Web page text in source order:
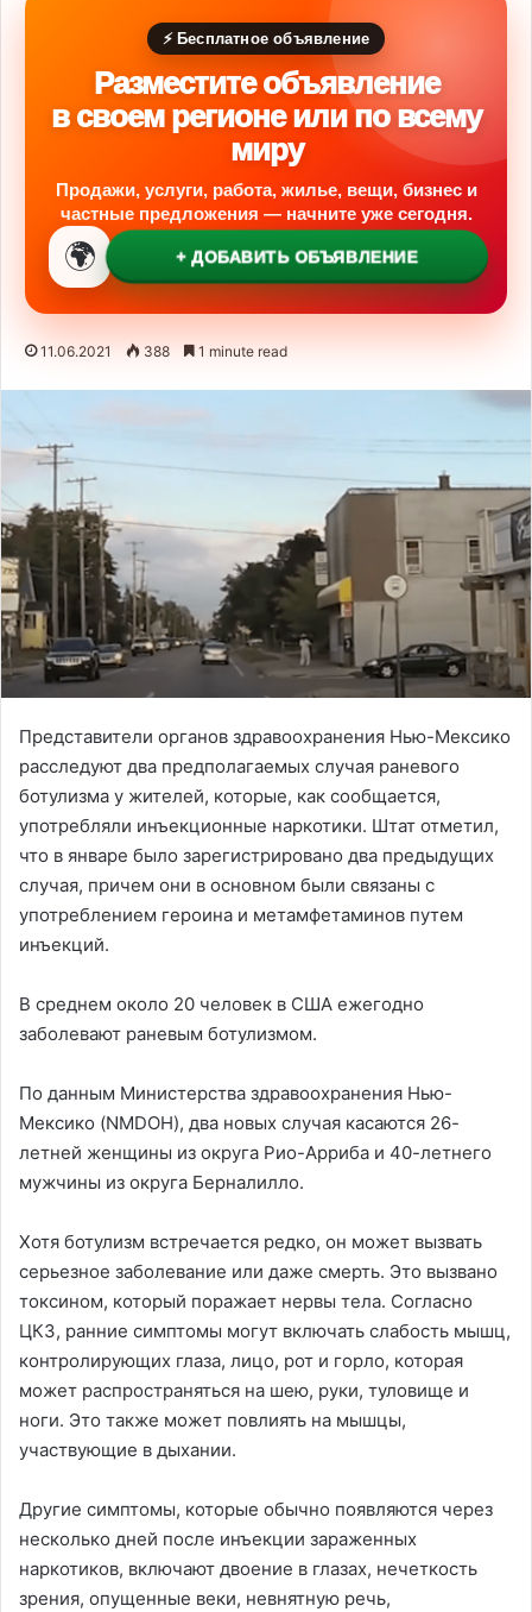
⚡ Бесплатное объявление
Разместите объявление
в своем регионе или по всему
миру
Продажи, услуги, работа, жилье, вещи, бизнес и
частные предложения — начните уже сегодня.
🌍 + ДОБАВИТЬ ОБЪЯВЛЕНИЕ
11.06.2021 388 1 minute read
Представители органов здравоохранения Нью-Мексико
расследуют два предполагаемых случая раневого
ботулизма у жителей, которые, как сообщается,
употребляли инъекционные наркотики. Штат отметил,
что в январе было зарегистрировано два предыдущих
случая, причем они в основном были связаны с
употреблением героина и метамфетаминов путем
инъекций.
В среднем около 20 человек в США ежегодно
заболевают раневым ботулизмом.
По данным Министерства здравоохранения Нью-
Мексико (NMDOH), два новых случая касаются 26-
летней женщины из округа Рио-Арриба и 40-летнего
мужчины из округа Берналилло.
Хотя ботулизм встречается редко, он может вызвать
серьезное заболевание или даже смерть. Это вызвано
токсином, который поражает нервы тела. Согласно
ЦКЗ, ранние симптомы могут включать слабость мышц,
контролирующих глаза, лицо, рот и горло, которая
может распространяться на шею, руки, туловище и
ноги. Это также может повлиять на мышцы,
участвующие в дыхании.
Другие симптомы, которые обычно появляются через
несколько дней после инъекции зараженных
наркотиков, включают двоение в глазах, нечеткость
зрения, опущенные веки, невнятную речь,